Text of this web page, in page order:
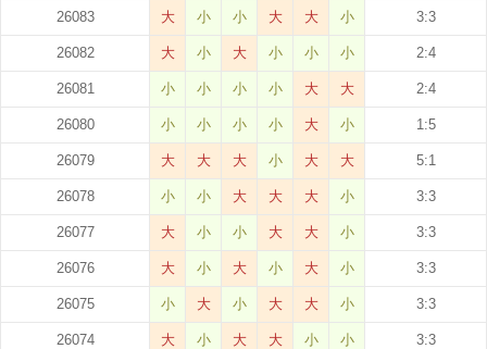
26083 大 小 小 大 大 小 3:3
26082 大 小 大 小 小 小 2:4
26081 小 小 小 小 大 大 2:4
26080 小 小 小 小 大 小 1:5
26079 大 大 大 小 大 大 5:1
26078 小 小 大 大 大 小 3:3
26077 大 小 小 大 大 小 3:3
26076 大 小 大 小 大 小 3:3
26075 小 大 小 大 大 小 3:3
26074 大 小 大 大 小 小 3:3